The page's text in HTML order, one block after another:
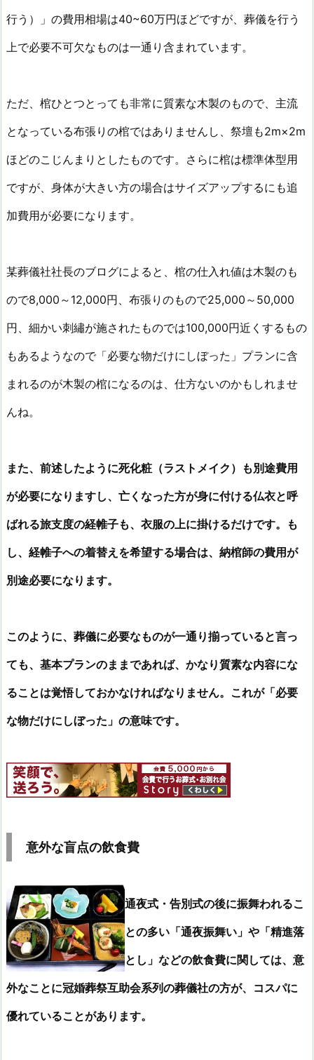
行う）」の費用相場は40~60万円ほどですが、葬儀を行う
上で必要不可欠なものは一通り含まれています。
ただ、棺ひとつとっても非常に質素な木製のもので、主流
となっている布張りの棺ではありませんし、祭壇も2m×2m
ほどのこじんまりとしたものです。さらに棺は標準体型用
ですが、身体が大きい方の場合はサイズアップするにも追
加費用が必要になります。
某葬儀社社長のブログによると、棺の仕入れ値は木製のも
ので8,000～12,000円、布張りのもので25,000～50,000
円、細かい刺繡が施されたものでは100,000円近くするもの
もあるようなので「必要な物だけにしぼった」プランに含
まれるのが木製の棺になるのは、仕方ないのかもしれませ
んね。
また、前述したように死化粧（ラストメイク）も別途費用
が必要になりますし、亡くなった方が身に付ける仏衣と呼
ばれる旅支度の経帷子も、衣服の上に掛けるだけです。も
し、経帷子への着替えを希望する場合は、納棺師の費用が
別途必要になります。
このように、葬儀に必要なものが一通り揃っていると言っ
ても、基本プランのままであれば、かなり質素な内容にな
ることは覚悟しておかなければなりません。これが「必要
な物だけにしぼった」の意味です。
意外な盲点の飲食費
通夜式・告別式の後に振舞われるこ
との多い「通夜振舞い」や「精進落
とし」などの飲食費に関しては、意
外なことに冠婚葬祭互助会系列の葬儀社の方が、コスパに
優れていることがあります。